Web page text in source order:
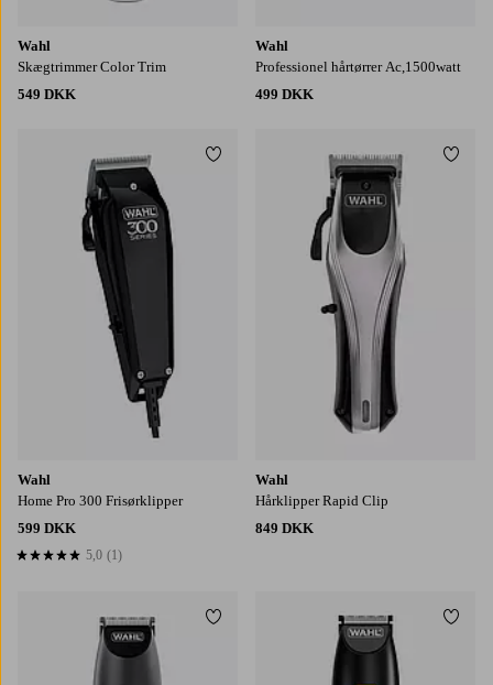
Wahl
Skægtrimmer Color Trim
549 DKK
Wahl
Professionel hårtørrer Ac,1500watt
499 DKK
Wahl
Home Pro 300 Frisørklipper
599 DKK
5,0 baseret på 1 bedømmelser
5,0 (1)
Tilføj til favoritter
Wahl
Hårklipper Rapid Clip
849 DKK
Tilføj til favoritter